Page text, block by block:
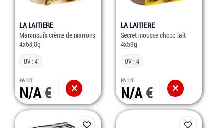
LA LAITIERE
Maronsui's crème de marrons
4x68,8g
UV : 4
PA HT
N/A
LA LAITIERE
Secret mousse choco lait
4x59g
UV : 4
PA HT
N/A